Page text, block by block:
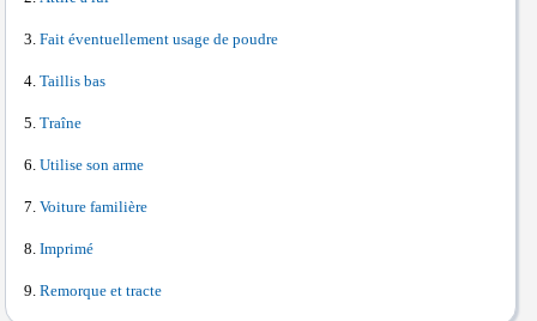
Fait éventuellement usage de poudre
Taillis bas
Traîne
Utilise son arme
Voiture familière
Imprimé
Remorque et tracte